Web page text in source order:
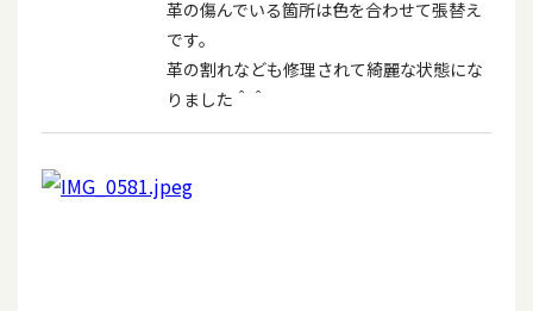
革の傷んでいる箇所は色を合わせて張替え
です。
革の割れなども修理されて綺麗な状態にな
りました＾＾